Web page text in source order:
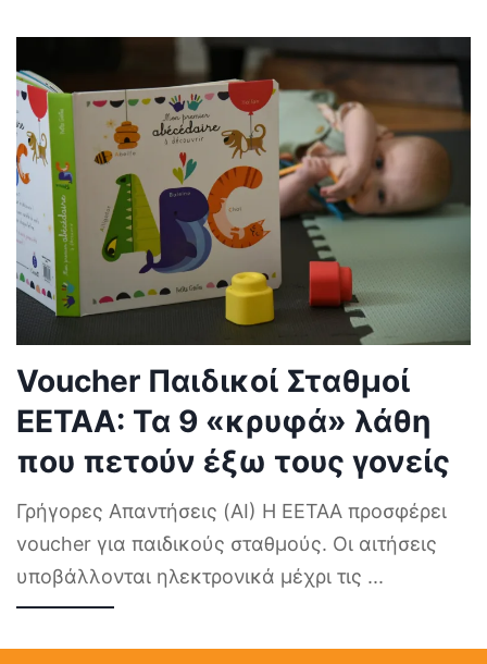
Voucher Παιδικοί Σταθμοί
ΕΕΤΑΑ: Τα 9 «κρυφά» λάθη
που πετούν έξω τους γονείς
Γρήγορες Απαντήσεις (AI) Η ΕΕΤΑΑ προσφέρει
voucher για παιδικούς σταθμούς. Οι αιτήσεις
υποβάλλονται ηλεκτρονικά μέχρι τις ...